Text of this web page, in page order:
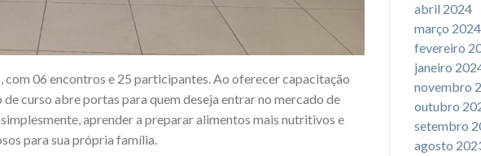
06 encontros e 25 participantes. Ao oferecer capacitação
curso abre portas para quem deseja entrar no mercado de
aprender a preparar alimentos mais nutritivos e
para sua própria família.
abril 2024
março 2024
fevereiro
janeiro
novembro
outubro
setembro
agosto